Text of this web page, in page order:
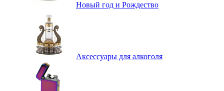
Новый год и Рождество
Аксессуары для алкоголя